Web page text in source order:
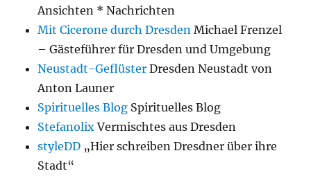
Ansichten * Nachrichten
Mit Cicerone durch Dresden Michael Frenzel
– Gästeführer für Dresden und Umgebung
Neustadt-Geflüster Dresden Neustadt von
Anton Launer
Spirituelles Blog Spirituelles Blog
StefanolixVermischtes aus Dresden
styleDD „Hier schreiben Dresdner über ihre
Stadt“